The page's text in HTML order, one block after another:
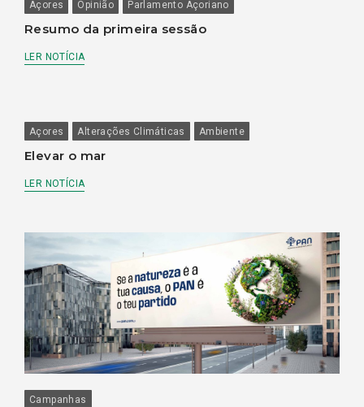
Açores Opinião Parlamento Açoriano
Resumo da primeira sessão
LER NOTÍCIA
Açores Alterações Climáticas Ambiente
Elevar o mar
LER NOTÍCIA
Campanhas